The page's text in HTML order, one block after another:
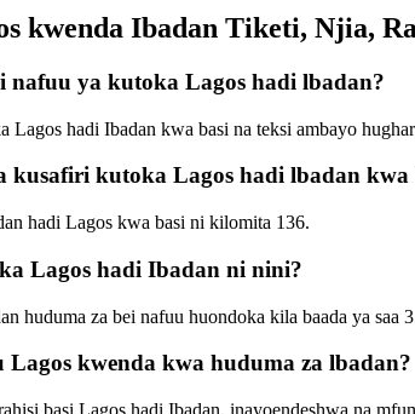
kwenda Ibadan Tiketi, Njia,
nafuu ya kutoka Lagos hadi lbadan?
Lagos hadi Ibadan kwa basi na teksi ambayo
kusafiri kutoka Lagos hadi lbadan kwa
hadi Lagos kwa basi ni kilomita 136.
Lagos hadi Ibadan ni nini?
huduma za bei nafuu huondoka kila baada ya saa
kwenda kwa huduma za lbadan?
basi Lagos hadi Ibadan, inayoendeshwa na